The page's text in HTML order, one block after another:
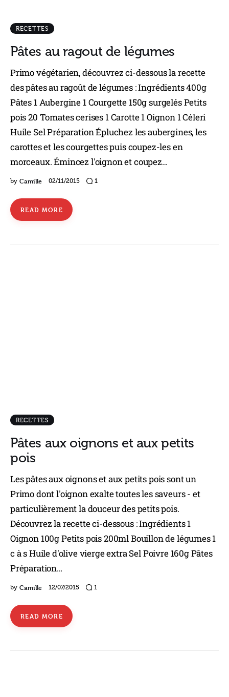
RECETTES
Pâtes au ragout de légumes
Primo végétarien, découvrez ci-dessous la recette
des pâtes au ragoût de légumes : Ingrédients 400g
Pâtes 1 Aubergine 1 Courgette 150g surgelés Petits
pois 20 Tomates cerises 1 Carotte 1 Oignon 1 Céleri
Huile Sel Préparation Épluchez les aubergines, les
carottes et les courgettes puis coupez-les en
morceaux. Émincez l'oignon et coupez…
by Camille 02/11/2015 1
READ MORE
RECETTES
Pâtes aux oignons et aux petits
pois
Les pâtes aux oignons et aux petits pois sont un
Primo dont l'oignon exalte toutes les saveurs - et
particulièrement la douceur des petits pois.
Découvrez la recette ci-dessous : Ingrédients 1
Oignon 100g Petits pois 200ml Bouillon de légumes 1
c à s Huile d'olive vierge extra Sel Poivre 160g Pâtes
Préparation…
by Camille 12/07/2015 1
READ MORE